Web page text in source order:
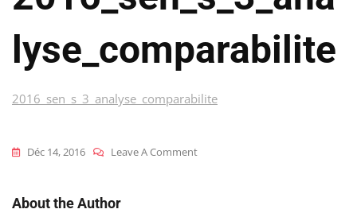
Lyse_comparabilite
2016_sen_s_3_analyse_comparabilite
Déc 14, 2016 Leave A CommentOn
About the Author